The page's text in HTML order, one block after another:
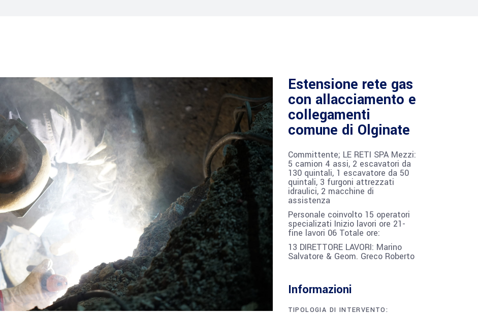
Estensione rete gas
con allacciamento e
collegamenti
comune di Olginate
Committente; LE RETI SPA Mezzi:
5 camion 4 assi, 2 escavatori da
130 quintali, 1 escavatore da 50
quintali, 3 furgoni attrezzati
idraulici, 2 macchine di
assistenza
Personale coinvolto 15 operatori
specializati Inizio lavori ore 21-
fine lavori 06 Totale ore:
13 DIRETTORE LAVORI: Marino
Salvatore & Geom. Greco Roberto
Informazioni
TIPOLOGIA DI INTERVENTO: